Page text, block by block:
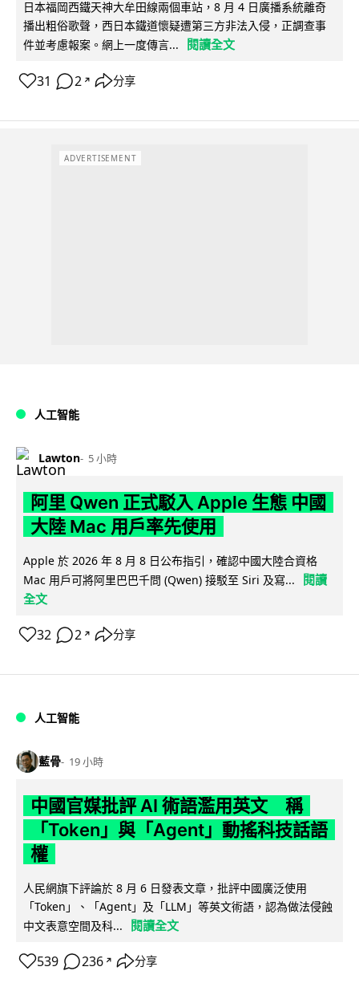
日本福岡西鐵天神大牟田線兩個車站，8 月 4 日廣播系統離奇
播出粗俗歌聲，西日本鐵道懷疑遭第三方非法入侵，正調查事
件並考慮報案。網上一度傳言...
閱讀全文
31 2 ↗ 分享
ADVERTISEMENT
人工智能
Lawton 5 小時
阿里 Qwen 正式駁入 Apple 生態 中國
大陸 Mac 用戶率先使用
Apple 於 2026 年 8 月 8 日公布指引，確認中國大陸合資格
Mac 用戶可將阿里巴巴千問 (Qwen) 接駁至 Siri 及寫...
閱讀
全文
32 2 ↗ 分享
人工智能
藍骨 19 小時
中國官媒批評 AI 術語濫用英文 稱
「Token」與「Agent」動搖科技話語
權
人民網旗下評論於 8 月 6 日發表文章，批評中國廣泛使用
「Token」、「Agent」及「LLM」等英文術語，認為做法侵蝕
中文表意空間及科...
閱讀全文
539 236 ↗ 分享